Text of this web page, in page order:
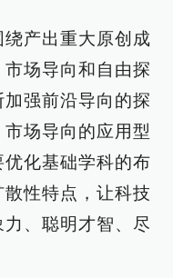
产出重大原创成
场导向和自由探
强前沿导向的探
场导向的应用型
化基础学科的布
性特点，让科技
、聪明才智、尽